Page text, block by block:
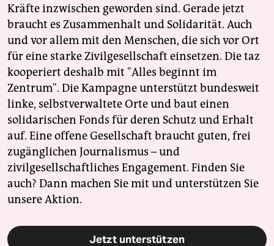
Kräfte inzwischen geworden sind. Gerade jetzt
braucht es Zusammenhalt und Solidarität. Auch
und vor allem mit den Menschen, die sich vor Ort
für eine starke Zivilgesellschaft einsetzen. Die taz
kooperiert deshalb mit "Alles beginnt im
Zentrum". Die Kampagne unterstützt bundesweit
linke, selbstverwaltete Orte und baut einen
solidarischen Fonds für deren Schutz und Erhalt
auf. Eine offene Gesellschaft braucht guten, frei
zugänglichen Journalismus – und
zivilgesellschaftliches Engagement. Finden Sie
auch? Dann machen Sie mit und unterstützen Sie
unsere Aktion.
Jetzt unterstützen